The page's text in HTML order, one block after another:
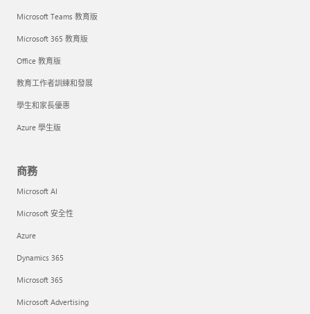
Microsoft Teams 教育版
Microsoft 365 教育版
Office 教育版
教育工作者訓練和發展
學生和家長優惠
Azure 學生版
商務
Microsoft AI
Microsoft 安全性
Azure
Dynamics 365
Microsoft 365
Microsoft Advertising